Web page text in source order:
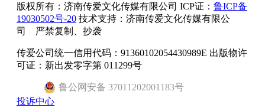
版权所有： 济南传爱文化传媒有限公司 ICP证： 鲁ICP备
19030502号-20 技术支持：济南传爱文化传媒有限公
司 严禁复制、抄袭
传爱公司统一信用代码：91360102054430989E 出版物许
可证：新出发零字第 011299号
鲁公网安备 37011202001183号
投诉中心